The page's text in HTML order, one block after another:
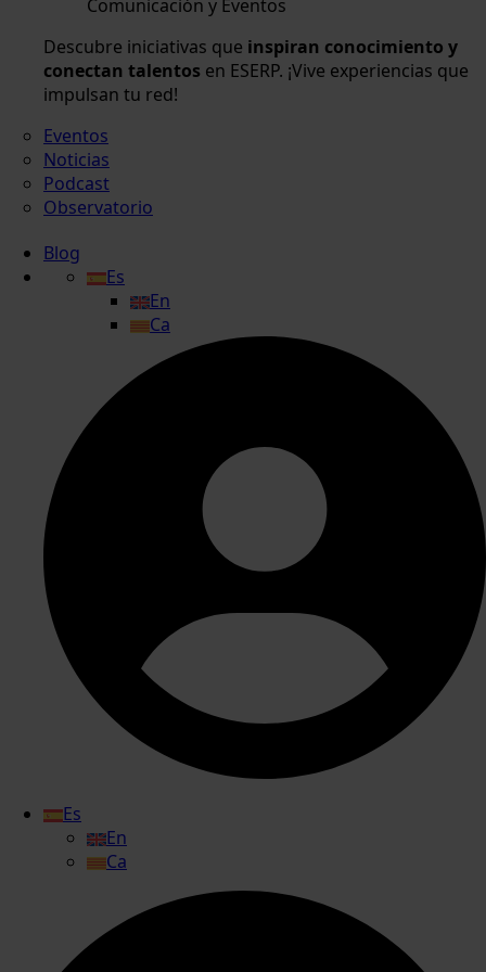
Comunicación y Eventos
Descubre iniciativas que inspiran conocimiento y
conectan talentos en ESERP. ¡Vive experiencias que
impulsan tu red!
Eventos
Noticias
Podcast
Observatorio
Blog
Es
En
Ca
Es
En
Ca